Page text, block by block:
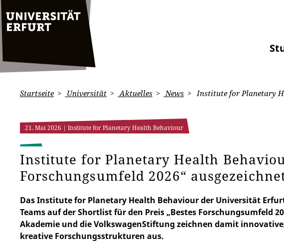
Startseite Universität Aktuelles News Institute for Planetary
21. Mai 2026 | Institute for Planetary Health Behaviour
Institute for Planetary Health
Forschungsumfeld 2026“
Das Institute for Planetary Health Behaviour der Universität
Teams auf der Shortlist für den Preis „Bestes Forschungsumfeld
Akademie und die VolkswagenStiftung zeichnen damit
kreative Forschungsstrukturen aus.